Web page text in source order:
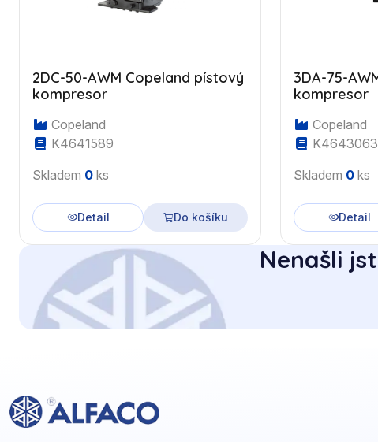
2DC-50-AWM Copeland pístový
kompresor
Copeland
K4641589
Skladem 0 ks
Detail Do košíku
3DA-75-
kompresor
Copeland
K4643063
Skladem 0 ks
Detail
Nenašli